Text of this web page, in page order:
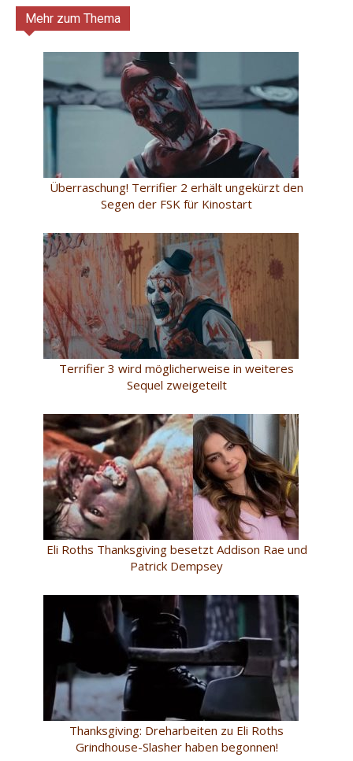
Mehr zum Thema
Überraschung! Terrifier 2 erhält ungekürzt den
Segen der FSK für Kinostart
Terrifier 3 wird möglicherweise in weiteres
Sequel zweigeteilt
Eli Roths Thanksgiving besetzt Addison Rae und
Patrick Dempsey
Thanksgiving: Dreharbeiten zu Eli Roths
Grindhouse-Slasher haben begonnen!